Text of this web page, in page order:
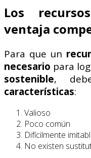
Los
ventaja
Para que un
necesario para
sostenible,
características:
Valioso
Poco común
Difícilmente
No existen